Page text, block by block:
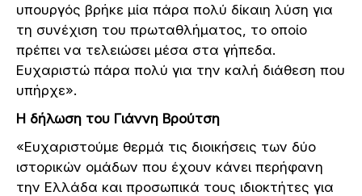
υπουργός βρήκε μία πάρα πολύ δίκαιη λύση για
τη συνέχιση του πρωταθλήματος, το οποίο
πρέπει να τελειώσει μέσα στα γήπεδα.
Ευχαριστώ πάρα πολύ για την καλή διάθεση που
υπήρχε».
Η δήλωση του Γιάννη Βρούτση
«Ευχαριστούμε θερμά τις διοικήσεις των δύο
ιστορικών ομάδων που έχουν κάνει περήφανη
την Ελλάδα και προσωπικά τους ιδιοκτήτες για